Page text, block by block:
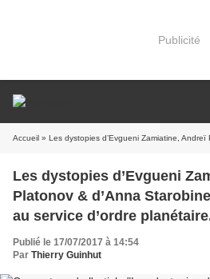
Publicité
Accueil » Les dystopies d’Evgueni Zamiatine, Andreï Platonov & d’Anna
Les dystopies d’Evgueni
Platonov & d’Anna
au service d’ordre
Publié le 17/07/2017 à 14:54
Par Thierry Guinhut